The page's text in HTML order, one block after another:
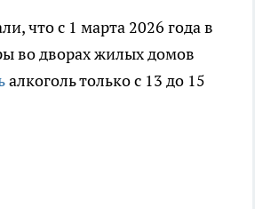
что с 1 марта 2026 года в
во дворах жилых домов
алкоголь только с 13 до 15